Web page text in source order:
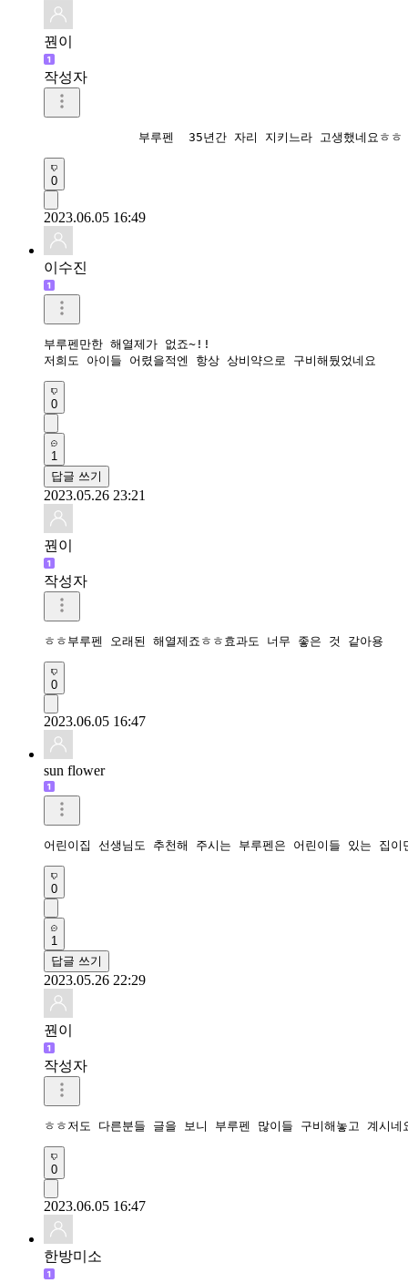
꿘이
작성자
부루펜  35년간 자리 지키느라 고생했네요ㅎㅎ
0
2023.06.05 16:49
이수진
부루펜만한 해열제가 없죠~!!
저희도 아이들 어렸을적엔 항상 상비약으로 구비해뒀었네요
0
1
답글 쓰기
2023.05.26 23:21
꿘이
작성자
ㅎㅎ부루펜 오래된 해열제죠ㅎㅎ효과도 너무 좋은 것 같아용
0
2023.06.05 16:47
sun flower
어린이집 선생님도 추천해 주시는 부루펜은 어린이들 있는 집
0
1
답글 쓰기
2023.05.26 22:29
꿘이
작성자
ㅎㅎ저도 다른분들 글을 보니 부루펜 많이들 구비해놓고 계시네
0
2023.06.05 16:47
한방미소